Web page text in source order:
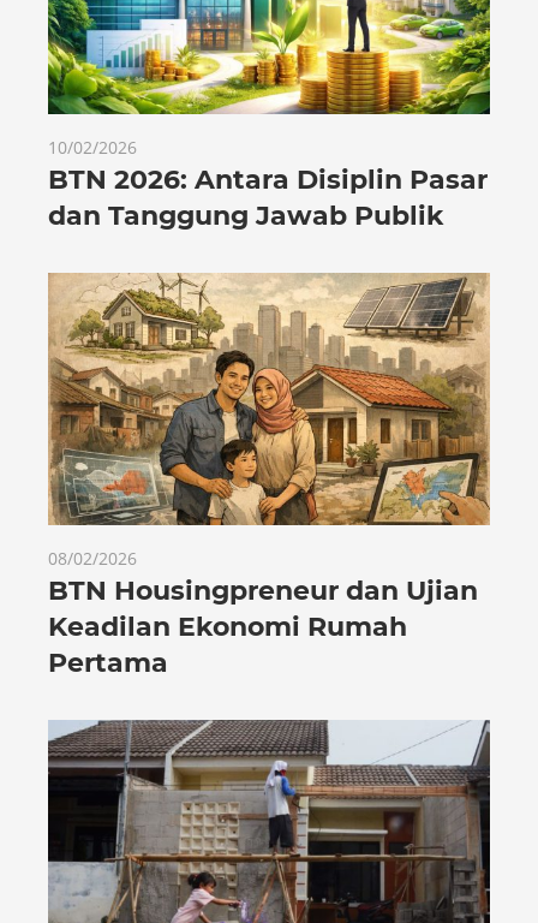
10/02/2026
BTN 2026: Antara Disiplin Pasar
dan Tanggung Jawab Publik
08/02/2026
BTN Housingpreneur dan Ujian
Keadilan Ekonomi Rumah
Pertama